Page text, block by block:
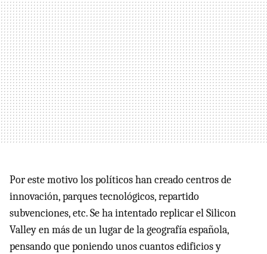
Por este motivo los políticos han creado centros de
innovación, parques tecnológicos, repartido
subvenciones, etc. Se ha intentado replicar el Silicon
Valley en más de un lugar de la geografía española,
pensando que poniendo unos cuantos edificios y